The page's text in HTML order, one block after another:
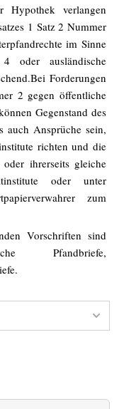
Hypothek verlangen
1 Satz 2 Nummer
im Sinne
oder ausländische
Forderungen
2 gegen öffentliche
Gegenstand des
auch Ansprüche sein,
richten und die
ihrerseits gleiche
oder unter
zum
Vorschriften sind
Pfandbriefe,